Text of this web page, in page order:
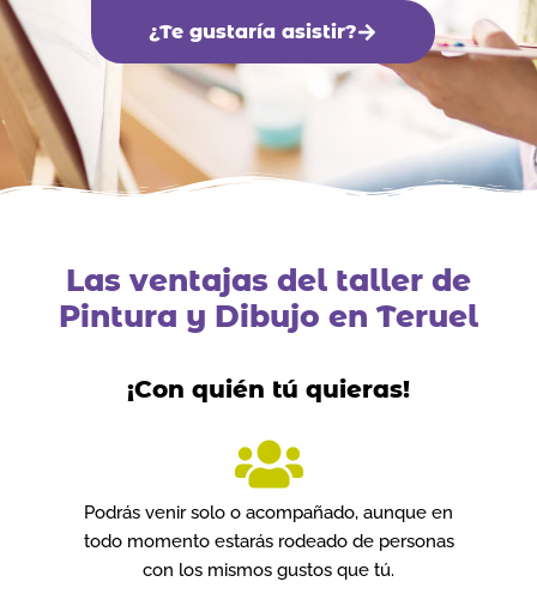
¿Te gustaría asistir?
Las ventajas del taller de
Pintura y Dibujo en Teruel
¡Con quién tú quieras!
Podrás venir solo o acompañado, aunque en
todo momento estarás rodeado de personas
con los mismos gustos que tú.